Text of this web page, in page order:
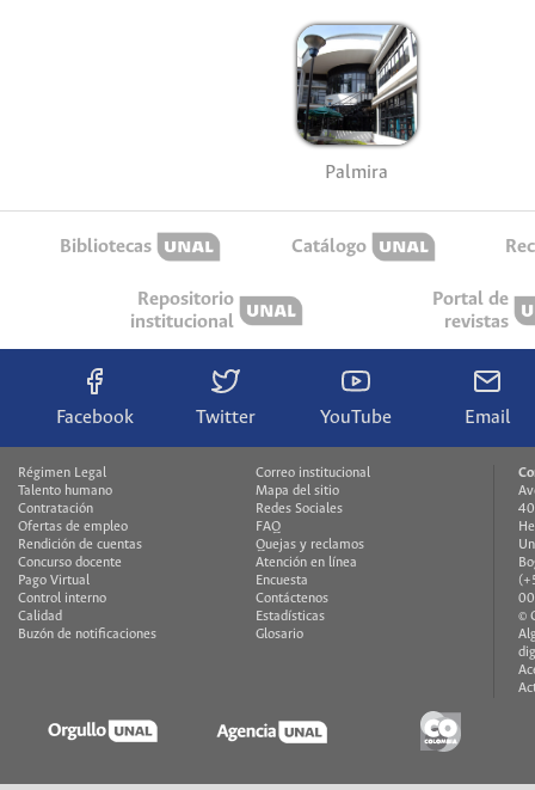
Palmira
Bibliotecas Catálogo
Repositorio
institucional
Portal de
revistas
Facebook Twitter YouTube Email
Régimen Legal
Talento humano
Contratación
Ofertas de empleo
Rendición de cuentas
Concurso docente
Pago Virtual
Control interno
Calidad
Buzón de notificaciones
Correo institucional
Mapa del sitio
Redes Sociales
FAQ
Quejas y reclamos
Atención en línea
Encuesta
Contáctenos
Estadísticas
Glosario
©